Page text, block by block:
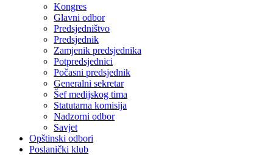
Kongres
Glavni odbor
Predsjedništvo
Predsjednik
Zamjenik predsjednika
Potpredsjednici
Počasni predsjednik
Generalni sekretar
Šef medijskog tima
Statutarna komisija
Nadzorni odbor
Savjet
Opštinski odbori
Poslanički klub